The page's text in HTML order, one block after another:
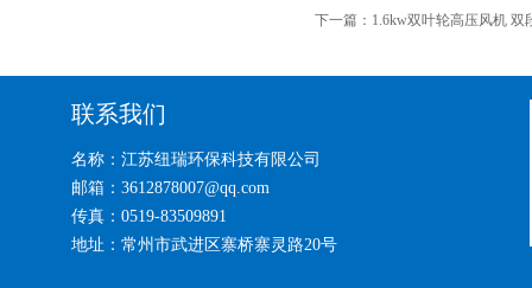
下一篇： 1.6kw双叶轮高压风机 双
联系我们
名称：江苏纽瑞环保科技有限公司
邮箱：3612878007@qq.com
传真：0519-83509891
地址：常州市武进区寨桥寨灵路20号